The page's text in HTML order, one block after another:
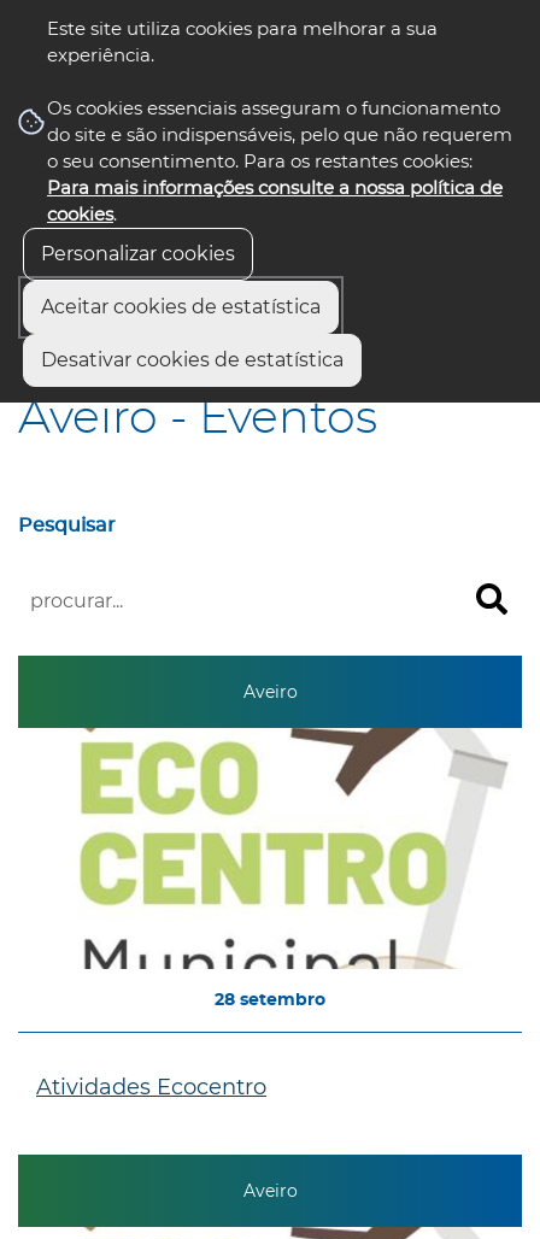
Este site utiliza cookies para melhorar a sua
experiência.
Os cookies essenciais asseguram o funcionamento
do site e são indispensáveis, pelo que não requerem
o seu consentimento. Para os restantes cookies:
Para mais informações consulte a nossa política de
cookies.
Personalizar cookies
Aceitar cookies de estatística
Desativar cookies de estatística
nos select language
Início Aveiro - Eventos
Aveiro - Eventos
Pesquisar
Aveiro
28 setembro
Atividades Ecocentro
Aveiro